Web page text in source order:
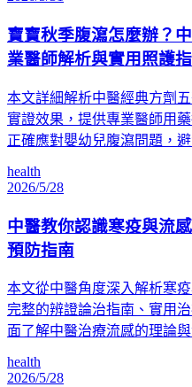
寶寶秋季腹瀉怎麼辦？
業醫師解析與實用照護
本文詳細解析中醫經典方劑
實證效果，提供專業醫師用
正確應對嬰幼兒腹瀉問題，
health
2026/5/28
中醫教你認識寒疫與流
預防指南
本文從中醫角度深入解析寒
完整的辨證論治指南、實用
面了解中醫治療流感的理論與
health
2026/5/28